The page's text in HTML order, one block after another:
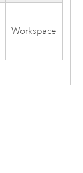
Workspace